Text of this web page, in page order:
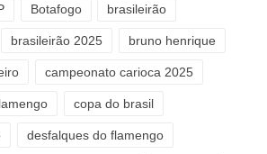
Botafogo brasileirão
brasileirão 2025 bruno henrique
campeonato carioca 2025
copa do brasil
desfalques do flamengo